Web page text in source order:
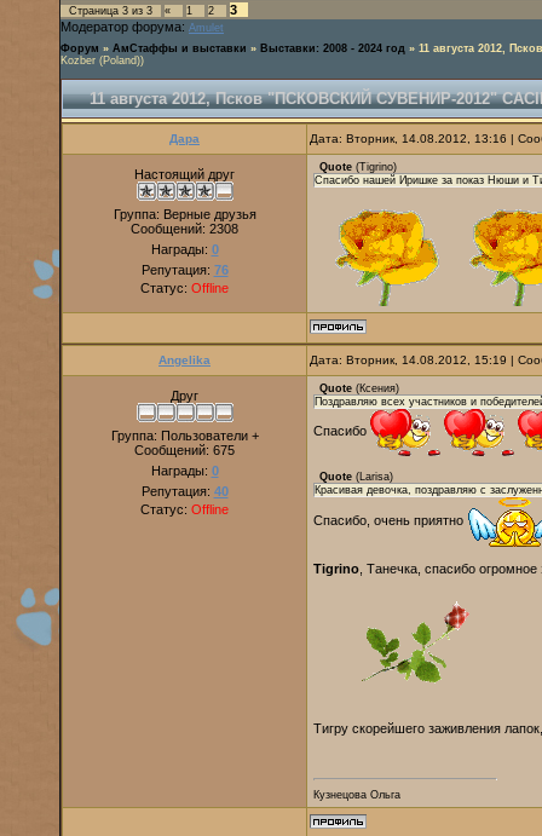
Страница 3 из 3 « 1 2
3
Модератор форума: Amulet
Форум » АмСтаффы и выставки » Выставки: 2008 - 2024 год » 11 августа 2012,
Kozber (Poland))
11 августа 2012, Псков "ПСКОВСКИЙ СУВЕНИР-2012"
Дара Дата: Вторник, 14.08.2012, 13:16 |
Настоящий друг
Группа: Верные друзья
Сообщений: 2308
Награды: 0
Репутация: 76
Статус: Offline
Quote (Tigrino)
Спасибо нашей Иришке за показ Нюши и
Angelika Дата: Вторник, 14.08.2012, 15:19 |
Друг
Группа: Пользователи +
Сообщений: 675
Награды: 0
Репутация: 40
Статус: Offline
Quote (Ксения)
Поздравляю всех участников и
Спасибо
Quote (Larisa)
Красивая девочка, поздравляю с
Спасибо, очень приятно
Tigrino , Танечка, спасибо
Тигру скорейшего заживления
Кузнецова Ольга